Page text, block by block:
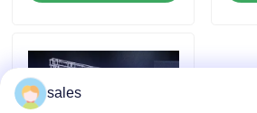
Esposizione principale colore
sales